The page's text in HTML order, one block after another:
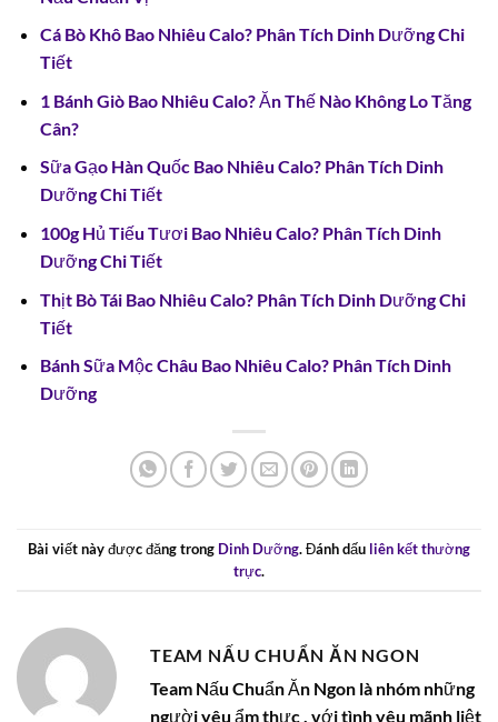
Cá Bò Khô Bao Nhiêu Calo? Phân Tích Dinh Dưỡng Chi
Tiết
1 Bánh Giò Bao Nhiêu Calo? Ăn Thế Nào Không Lo Tăng
Cân?
Sữa Gạo Hàn Quốc Bao Nhiêu Calo? Phân Tích Dinh
Dưỡng Chi Tiết
100g Hủ Tiếu Tươi Bao Nhiêu Calo? Phân Tích Dinh
Dưỡng Chi Tiết
Thịt Bò Tái Bao Nhiêu Calo? Phân Tích Dinh Dưỡng Chi
Tiết
Bánh Sữa Mộc Châu Bao Nhiêu Calo? Phân Tích Dinh
Dưỡng
Bài viết này được đăng trong Dinh Dưỡng. Đánh dấu liên kết thường
trực.
TEAM NẤU CHUẨN ĂN NGON
Team Nấu Chuẩn Ăn Ngon là nhóm những
người yêu ẩm thực , với tình yêu mãnh liệt